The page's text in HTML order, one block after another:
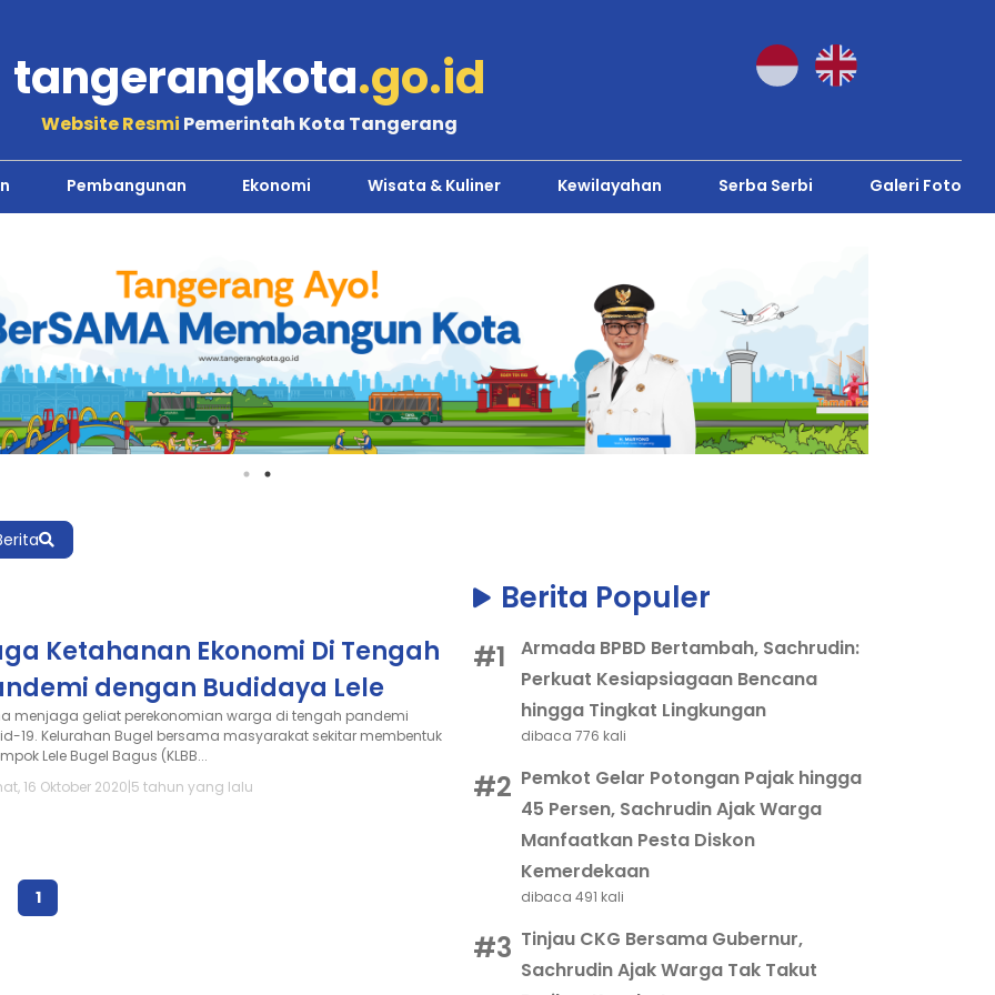
tangerangkota.go.id
Website Resmi Pemerintah Kota Tangerang
Pembangunan Ekonomi Wisata & Kuliner Kewilayahan Serba Serbi Galeri Foto
Ketahanan Ekonomi Di Tengah
dengan Budidaya Lele
menjaga geliat perekonomian warga di tengah pandemi
19. Kelurahan Bugel bersama masyarakat sekitar membentuk
Lele Bugel Bagus (KLBB...
16 Oktober 2020 5 tahun yang lalu
1
Berita Populer
#1
Armada BPBD Bertambah, Sachrudin:
Perkuat Kesiapsiagaan Bencana
hingga Tingkat Lingkungan
dibaca 776 kali
#2 Pemkot Gelar Potongan Pajak hingga
45 Persen, Sachrudin Ajak Warga
Manfaatkan Pesta Diskon
Kemerdekaan
dibaca 491 kali
#3 Tinjau CKG Bersama Gubernur,
Sachrudin Ajak Warga Tak Takut